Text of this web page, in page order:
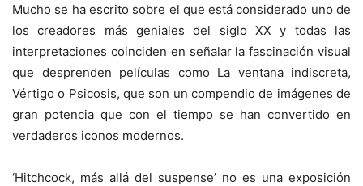
Mucho se ha escrito sobre el que está considerado uno de
los creadores más geniales del siglo XX y todas las
interpretaciones coinciden en señalar la fascinación visual
que desprenden películas como La ventana indiscreta,
Vértigo o Psicosis, que son un compendio de imágenes de
gran potencia que con el tiempo se han convertido en
verdaderos iconos modernos.
‘Hitchcock, más allá del suspense’ no es una exposición